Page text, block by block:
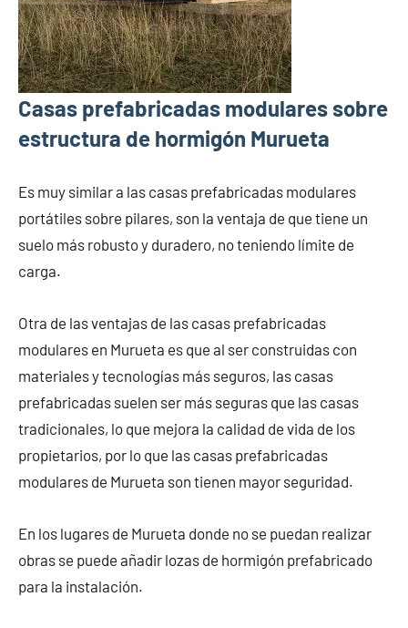
Casas prefabricadas modulares sobre
estructura de hormigón Murueta
Es muy similar a las casas prefabricadas modulares
portátiles sobre pilares, son la ventaja de que tiene un
suelo más robusto y duradero, no teniendo límite de
carga.
Otra de las ventajas de las casas prefabricadas
modulares en Murueta es que al ser construidas con
materiales y tecnologías más seguros, las casas
prefabricadas suelen ser más seguras que las casas
tradicionales, lo que mejora la calidad de vida de los
propietarios, por lo que las casas prefabricadas
modulares de Murueta son tienen mayor seguridad.
En los lugares de Murueta donde no se puedan realizar
obras se puede añadir lozas de hormigón prefabricado
para la instalación.